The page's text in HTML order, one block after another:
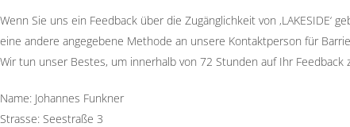
Wenn Sie uns ein Feedback über die Zugänglichkeit von
eine andere angegebene Methode an unsere Kontaktperson für
Wir tun unser Bestes, um innerhalb von 72 Stunden auf Ihr Feedback
Name: Johannes Funkner
Strasse: Seestraße 3